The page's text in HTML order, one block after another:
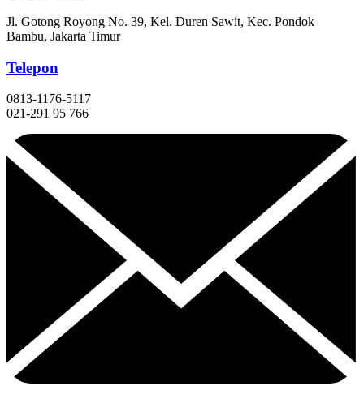
Jl. Gotong Royong No. 39, Kel. Duren Sawit, Kec. Pondok
Bambu, Jakarta Timur
Telepon
0813-1176-5117
021-291 95 766